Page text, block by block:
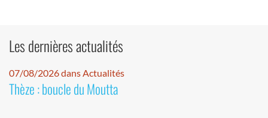
Les dernières actualités
07/08/2026 dans Actualités
Thèze : boucle du Moutta